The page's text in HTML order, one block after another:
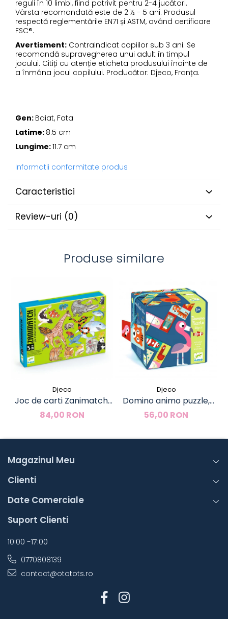
reguli în 10 limbi, fiind potrivit pentru 2-4 jucători.
Vârsta recomandată este de 2 ½ - 5 ani. Produsul
respectă reglementările EN71 și ASTM, având certificare
FSC®.
Avertisment: Contraindicat copiilor sub 3 ani. Se
recomandă supravegherea unui adult în timpul
jocului. Citiți cu atenție eticheta produsului înainte de
a înmâna jocul copilului. Producător: Djeco, Franța.
Gen: Baiat, Fata
Latime: 8.5 cm
Lungime:11.7 cm
Informatii conformitate produs
Caracteristici
Review-uri (0)
Produse similare
Djeco
Joc de carti Zanimatch,
Djeco
84,00 RON
Djeco
Domino animo puzzle,
Djeco
56,00 RON
Magazinul Meu
Clienti
Date Comerciale
Suport Clienti
10:00 -17:00
0770808139
contact@ototots.ro